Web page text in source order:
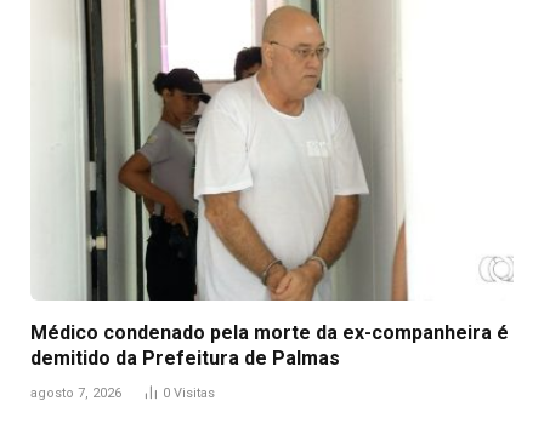
Médico condenado pela morte da ex-companheira é
demitido da Prefeitura de Palmas
agosto 7, 2026 0 Visitas